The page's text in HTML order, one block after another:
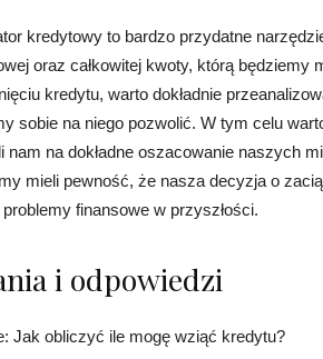
kredytowy to bardzo przydatne
oraz całkowitej kwoty, którą będziemy
kredytu, warto dokładnie
sobie na niego pozwolić. W tym celu
nam na dokładne oszacowanie naszych
mieli pewność, że nasza decyzja o
problemy finansowe w przyszłości.
i odpowiedzi
Jak obliczyć ile mogę wziąć kredytu?